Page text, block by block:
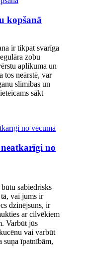
kopšanā
ir tikpat svarīga
zobu
aplikuma un
tos neārstē, var
slimības un
sākt
no
sabiedrisks
vai jums ir
dzinējsuns, ir
ar cilvēkiem
Varbūt jūs
vai varbūt
suņa īpatnībām,